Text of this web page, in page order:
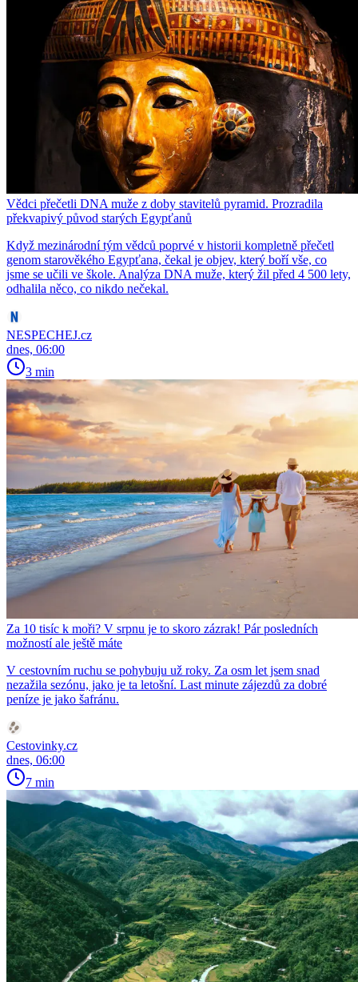
Vědci přečetli DNA muže z doby stavitelů pyramid. Prozradila
překvapivý původ starých Egypťanů
Když mezinárodní tým vědců poprvé v historii kompletně přečetl
genom starověkého Egypťana, čekal je objev, který boří vše, co
jsme se učili ve škole. Analýza DNA muže, který žil před 4 500 lety,
odhalila něco, co nikdo nečekal.
NESPECHEJ.cz
dnes, 06:00
3 min
Za 10 tisíc k moři? V srpnu je to skoro zázrak! Pár posledních
možností ale ještě máte
V cestovním ruchu se pohybuju už roky. Za osm let jsem snad
nezažila sezónu, jako je ta letošní. Last minute zájezdů za dobré
peníze je jako šafránu.
Cestovinky.cz
dnes, 06:00
7 min